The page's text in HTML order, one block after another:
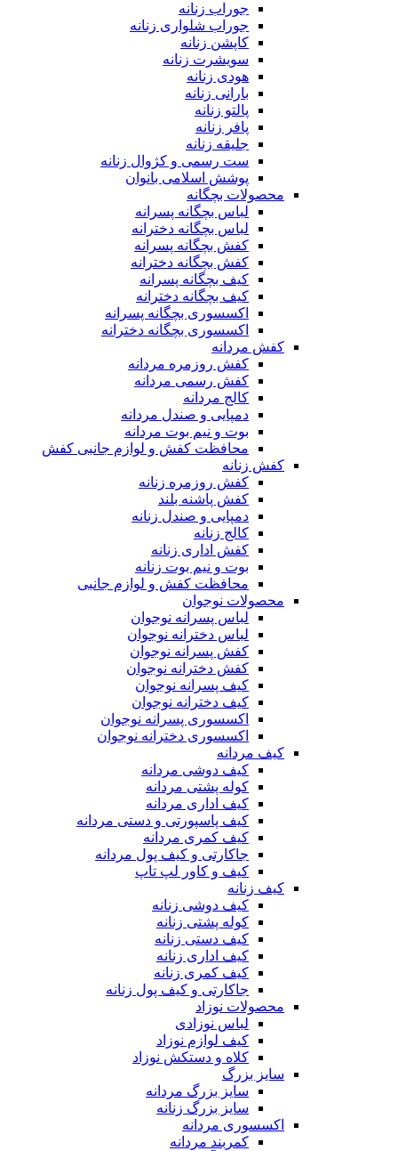
جوراب زنانه
جوراب شلواری زنانه
کاپشن زنانه
سویشرت زنانه
هودی زنانه
بارانی زنانه
پالتو زنانه
پافر زنانه
جلیقه زنانه
ست رسمی و کژوال زنانه
پوشش اسلامی بانوان
محصولات بچگانه
لباس بچگانه پسرانه
لباس بچگانه دخترانه
کفش بچگانه پسرانه
کفش بچگانه دخترانه
کیف بچگانه پسرانه
کیف بچگانه دخترانه
اکسسوری بچگانه پسرانه
اکسسوری بچگانه دخترانه
کفش مردانه
کفش روزمره مردانه
کفش رسمی مردانه
کالج مردانه
دمپایی و صندل مردانه
بوت و نیم بوت مردانه
محافظت کفش و لوازم جانبی کفش
کفش زنانه
کفش روزمره زنانه
کفش پاشنه بلند
دمپایی و صندل زنانه
کالج زنانه
کفش اداری زنانه
بوت و نیم بوت زنانه
محافظت کفش و لوازم جانبی
محصولات نوجوان
لباس پسرانه نوجوان
لباس دخترانه نوجوان
کفش پسرانه نوجوان
کفش دخترانه نوجوان
کیف پسرانه نوجوان
کیف دخترانه نوجوان
اکسسوری پسرانه نوجوان
اکسسوری دخترانه نوجوان
کیف مردانه
کیف دوشی مردانه
کوله پشتی مردانه
کیف اداری مردانه
کیف پاسپورتی و دستی مردانه
کیف کمری مردانه
جاکارتی و کیف پول مردانه
کیف و کاور لپ تاپ
کیف زنانه
کیف دوشی زنانه
کوله پشتی زنانه
کیف دستی زنانه
کیف اداری زنانه
کیف کمری زنانه
جاکارتی و کیف پول زنانه
محصولات نوزاد
لباس نوزادی
کیف لوازم نوزاد
کلاه و دستکش نوزاد
سایز بزرگ
سایز بزرگ مردانه
سایز بزرگ زنانه
اکسسوری مردانه
کمربند مردانه